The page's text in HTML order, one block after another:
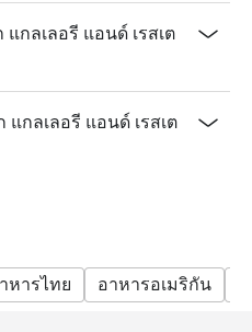
กลเลอรี แอนด์ เรสเต
แกลเลอรี แอนด์ เรสเต
หารไทย อาหารอเมริกัน